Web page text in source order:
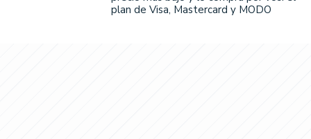
plan de Visa, Mastercard y MODO